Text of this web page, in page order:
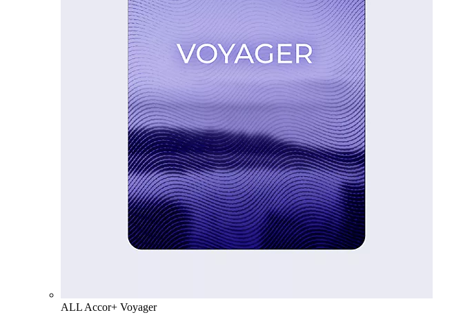
ALL Accor+ Voyager